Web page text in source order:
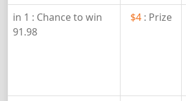
Prize :
$4
Chance to win :
1 in
91.98